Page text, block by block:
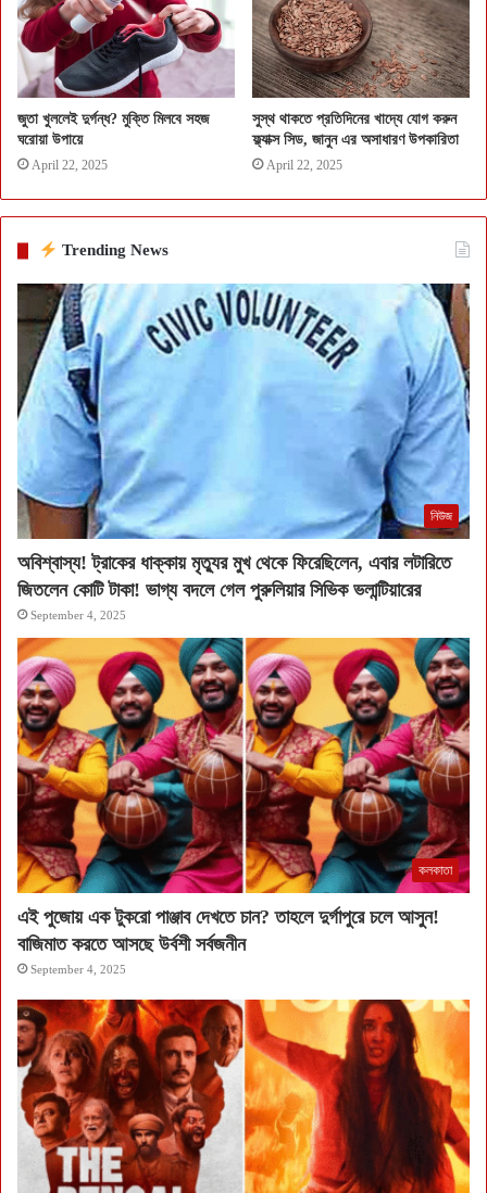
জুতা খুললেই দুর্গন্ধ? মুক্তি মিলবে সহজ
ঘরোয়া উপায়ে
April 22, 2025
সুস্থ থাকতে প্রতিদিনের খাদ্যে যোগ করুন
ফ্ল্যাক্স সিড, জানুন এর অসাধারণ উপকারিতা
April 22, 2025
Trending News
নিউজ
অবিশ্বাস্য! ট্রাকের ধাক্কায় মৃত্যুর মুখ থেকে ফিরেছিলেন, এবার লটারিতে
জিতলেন কোটি টাকা! ভাগ্য বদলে গেল পুরুলিয়ার সিভিক ভলান্টিয়ারের
September 4, 2025
কলকাতা
এই পুজোয় এক টুকরো পাঞ্জাব দেখতে চান? তাহলে দুর্গাপুরে চলে আসুন!
বাজিমাত করতে আসছে উর্বশী সর্বজনীন
September 4, 2025